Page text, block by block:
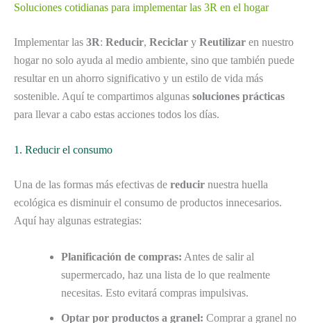
Soluciones cotidianas para implementar las 3R en el hogar
Implementar las 3R: Reducir, Reciclar y Reutilizar en nuestro
hogar no solo ayuda al medio ambiente, sino que también puede
resultar en un ahorro significativo y un estilo de vida más
sostenible. Aquí te compartimos algunas soluciones prácticas
para llevar a cabo estas acciones todos los días.
1. Reducir el consumo
Una de las formas más efectivas de reducir nuestra huella
ecológica es disminuir el consumo de productos innecesarios.
Aquí hay algunas estrategias:
Planificación de compras: Antes de salir al
supermercado, haz una lista de lo que realmente
necesitas. Esto evitará compras impulsivas.
Optar por productos a granel: Comprar a granel no